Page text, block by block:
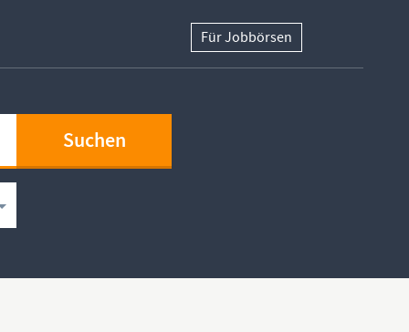
Für Jobbörsen